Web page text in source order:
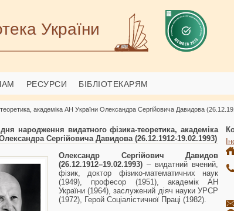
України
РЕСУРСИ БІБЛІОТЕКАРЯМ
академіка АН України Олександра Сергійовича Давидова
народження видатного фізика-теоретика, академіка
Сергійовича Давидова (26.12.1912-19.02.1993)
Олександр Сергійович Давидов
(26.12.1912–19.02.1993) – видатний вчений,
фізик, доктор фізико-математичних наук
(1949), професор (1951), академік АН
України (1964), заслужений діяч науки УРСР
(1972), Герой Соціалістичної Праці (1982).